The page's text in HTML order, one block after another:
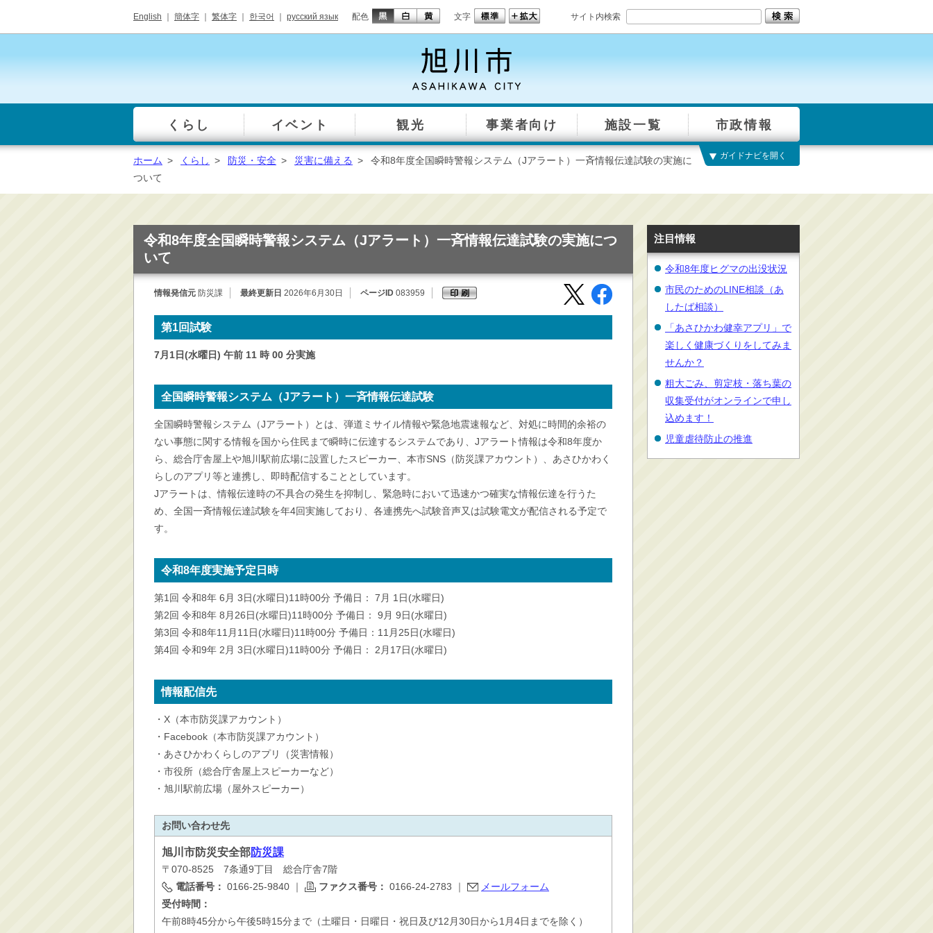
English 簡体字 繁体字 한국어 русский язык 配色 文字 サイト内検索
一覧
くらし イベント 観光 事業者向け 施設一覧 市政情報
総合窓口
手続き・届出（戸籍・
健康・福祉・衛生・ペ
ット
ごみ・リサイクル・環
消防・救急
防災・安全
産業・しごと・消費生
移住情報
住宅・土地・都市計画
市民活動・参加・地域
まちづくり
水道・除雪・土木
公共交通・空港
その他
ガイドナビを開く
ホーム > くらし > 防災・安全 > 災害に備える >
令和8年度全国瞬時警報システム（Jアラート）一斉情報伝達試験の実施に
ついて
令和8年度全国瞬時警報システム（Jアラート）一斉情報伝達試験の実施につ
いて
情報発信元 防災課 最終更新日 2026年6月30日 ページID 083959
第1回試験
7月1日(水曜日) 午前 11 時 00 分実施
全国瞬時警報システム（Jアラート）一斉情報伝達試験
全国瞬時警報システム（Jアラート）とは、弾道ミサイル情報や緊急地震速報など、対処に時間的余裕の
ない事態に関する情報を国から住民まで瞬時に伝達するシステムであり、Jアラート情報は令和8年度か
ら、総合庁舎屋上や旭川駅前広場に設置したスピーカー、本市SNS（防災課アカウント）、あさひかわく
らしのアプリ等と連携し、即時配信することとしています。
Jアラートは、情報伝達時の不具合の発生を抑制し、緊急時において迅速かつ確実な情報伝達を行うた
め、全国一斉情報伝達試験を年4回実施しており、各連携先へ試験音声又は試験電文が配信される予定で
す。
令和8年度実施予定日時
第1回 令和8年 6月 3日(水曜日)11時00分 予備日： 7月 1日(水曜日)
第2回 令和8年 8月26日(水曜日)11時00分 予備日： 9月 9日(水曜日)
第3回 令和8年11月11日(水曜日)11時00分 予備日：11月25日(水曜日)
第4回 令和9年 2月 3日(水曜日)11時00分 予備日： 2月17日(水曜日)
情報配信先
・X（本市防災課アカウント）
・Facebook（本市防災課アカウント）
・あさひかわくらしのアプリ（災害情報）
・市役所（総合庁舎屋上スピーカーなど）
・旭川駅前広場（屋外スピーカー）
お問い合わせ先
旭川市防災安全部防災課
〒070-8525 7条通9丁目 総合庁舎7階
電話番号： 0166-25-9840 ｜ ファクス番号： 0166-24-2783 ｜
メールフォーム
受付時間：
午前8時45分から午後5時15分まで（土曜日・日曜日・祝日及び12月30日から1月4日までを除く）
注目情報
令和8年度ヒグマの出没状況
市民のためのLINE相談（あ
したば相談）
「あさひかわ健幸アプリ」で
楽しく健康づくりをしてみま
せんか？
粗大ごみ、剪定枝・落ち葉の
収集受付がオンラインで申し
込めます！
児童虐待防止の推進